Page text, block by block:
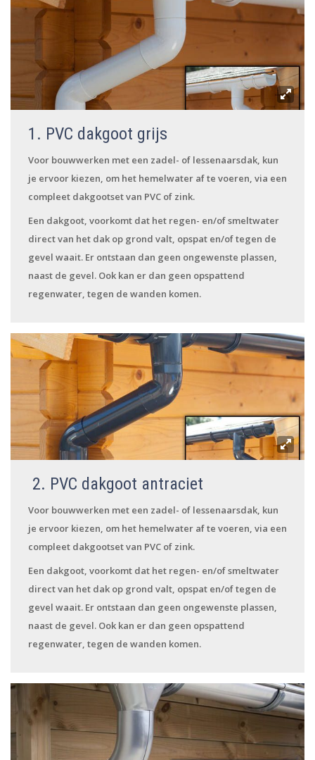
1. PVC dakgoot grijs
Voor bouwwerken met een zadel- of lessenaarsdak, kun
je ervoor kiezen, om het hemelwater af te voeren, via een
compleet dakgootset van PVC of zink.
Een dakgoot, voorkomt dat het regen- en/of smeltwater
direct van het dak op grond valt, opspat en/of tegen de
gevel waait. Er ontstaan dan geen ongewenste plassen,
naast de gevel. Ook kan er dan geen opspattend
regenwater, tegen de wanden komen.
2. PVC dakgoot antraciet
Voor bouwwerken met een zadel- of lessenaarsdak, kun
je ervoor kiezen, om het hemelwater af te voeren, via een
compleet dakgootset van PVC of zink.
Een dakgoot, voorkomt dat het regen- en/of smeltwater
direct van het dak op grond valt, opspat en/of tegen de
gevel waait. Er ontstaan dan geen ongewenste plassen,
naast de gevel. Ook kan er dan geen opspattend
regenwater, tegen de wanden komen.